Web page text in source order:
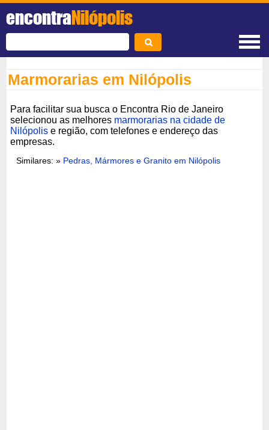
encontraNilópolis
Marmorarias em Nilópolis
Para facilitar sua busca o Encontra Rio de Janeiro
selecionou as melhores marmorarias na cidade de
Nilópolis e região, com telefones e endereço das
empresas.
Similares: » Pedras, Mármores e Granito em Nilópolis